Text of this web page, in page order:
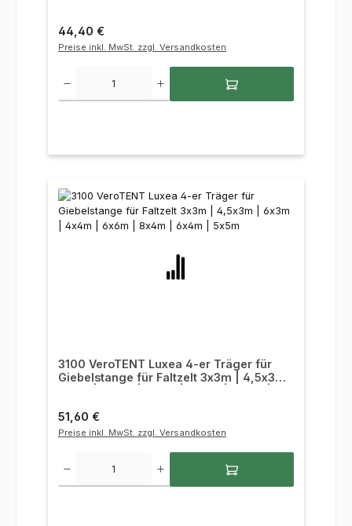
Regulärer Preis:
44,40 €
Preise inkl. MwSt. zzgl. Versandkosten
3100 VeroTENT Luxea 4-er Träger für
Giebelstange für Faltzelt 3x3m | 4,5x3m |
Regulärer Preis:
51,60 €
Preise inkl. MwSt. zzgl. Versandkosten